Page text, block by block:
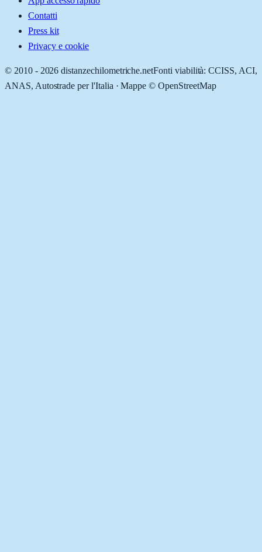
Contatti
Press kit
Privacy e cookie
© 2010 - 2026 distanzechilometriche.netFonti viabilità: CCISS, ACI,
ANAS, Autostrade per l'Italia · Mappe © OpenStreetMap